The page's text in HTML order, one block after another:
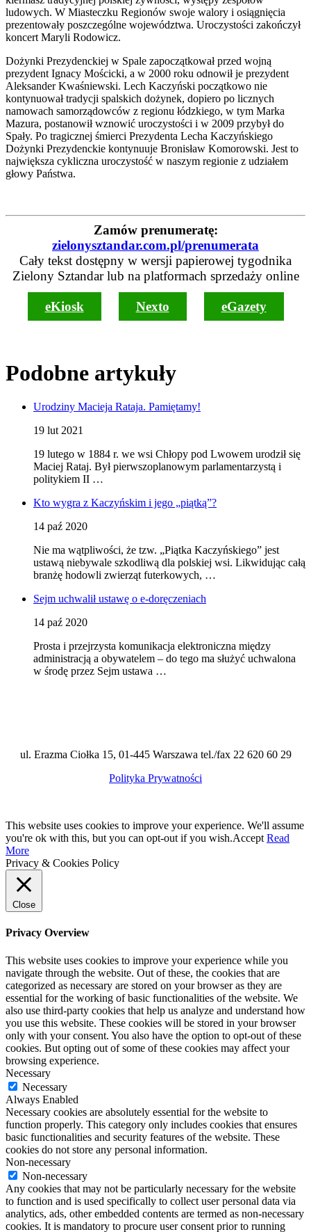
ludowych. W Miasteczku Regionów swoje walory i osiągnięcia
prezentowały poszczególne województwa. Uroczystości zakończył
koncert Maryli Rodowicz.
Dożynki Prezydenckiej w Spale zapoczątkował przed wojną
prezydent Ignacy Mościcki, a w 2000 roku odnowił je prezydent
Aleksander Kwaśniewski. Lech Kaczyński początkowo nie
kontynuował tradycji spalskich dożynek, dopiero po licznych
namowach samorządowców z regionu łódzkiego, w tym Marka
Mazura, postanowił wznowić uroczystości i w 2009 przybył do
Spały. Po tragicznej śmierci Prezydenta Lecha Kaczyńskiego
Dożynki Prezydenckie kontynuuje Bronisław Komorowski. Jest to
największa cykliczna uroczystość w naszym regionie z udziałem
głowy Państwa.
Zamów prenumeratę:
zielonysztandar.com.pl/prenumerata
Cały tekst dostępny w wersji papierowej tygodnika
Zielony Sztandar lub na platformach sprzedaży online
eKiosk Nexto eGazety
Podobne artykuły
Urodziny Macieja Rataja. Pamiętamy!
19 lut 2021
19 lutego w 1884 r. we wsi Chłopy pod Lwowem urodził się
Maciej Rataj. Był pierwszoplanowym parlamentarzystą i
politykiem II …
Kto wygra z Kaczyńskim i jego „piątką”?
14 paź 2020
Nie ma wątpliwości, że tzw. „Piątka Kaczyńskiego” jest
ustawą niebywale szkodliwą dla polskiej wsi. Likwidując całą
branżę hodowli zwierząt futerkowych, …
Sejm uchwalił ustawę o e-doręczeniach
14 paź 2020
Prosta i przejrzysta komunikacja elektroniczna między
administracją a obywatelem – do tego ma służyć uchwalona
w środę przez Sejm ustawa …
ul. Erazma Ciołka 15, 01-445 Warszawa tel./fax 22 620 60 29
Polityka Prywatności
This website uses cookies to improve your experience. We'll assume
you're ok with this, but you can opt-out if you wish.Accept Read
More
Privacy & Cookies Policy
Close
Privacy Overview
This website uses cookies to improve your experience while you
navigate through the website. Out of these, the cookies that are
categorized as necessary are stored on your browser as they are
essential for the working of basic functionalities of the website. We
also use third-party cookies that help us analyze and understand how
you use this website. These cookies will be stored in your browser
only with your consent. You also have the option to opt-out of these
cookies. But opting out of some of these cookies may affect your
browsing experience.
Necessary
Necessary
Always Enabled
Necessary cookies are absolutely essential for the website to
function properly. This category only includes cookies that ensures
basic functionalities and security features of the website. These
cookies do not store any personal information.
Non-necessary
Non-necessary
Any cookies that may not be particularly necessary for the website
to function and is used specifically to collect user personal data via
analytics, ads, other embedded contents are termed as non-necessary
cookies. It is mandatory to procure user consent prior to running